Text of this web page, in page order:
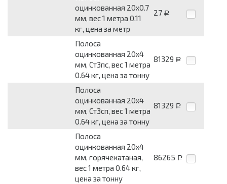
оцинкованная 20x0.7
мм, вес 1 метра 0.11
кг, цена за метр
27 Р
Полоса
оцинкованная 20x4
мм, Ст3пс, вес 1 метра
0.64 кг, цена за тонну
81329 Р
Полоса
оцинкованная 20x4
мм, Ст3сп, вес 1 метра
0.64 кг, цена за тонну
81329 Р
Полоса
оцинкованная 20x4
мм, горячекатаная,
вес 1 метра 0.64 кг,
цена за тонну
86265 Р